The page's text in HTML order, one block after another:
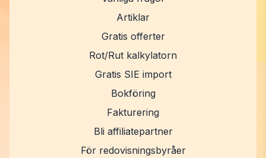
Artiklar
Gratis offerter
Rot/Rut kalkylatorn
Gratis SIE import
Bokföring
Fakturering
Bli affiliatepartner
För redovisningsbyråer